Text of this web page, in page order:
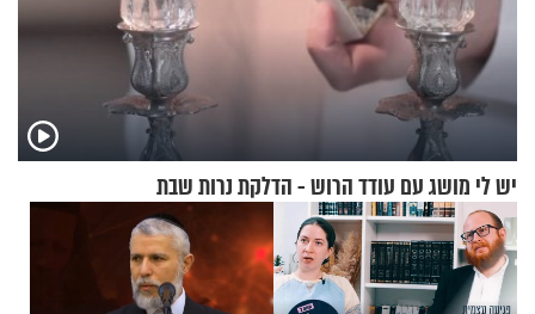
יש לי מושג עם עודד הרוש - הדלקת נרות שבת